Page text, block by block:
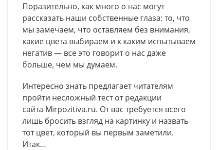
Поразительно, как много о нас могут
рассказать наши собственные глаза: то, что
мы замечаем, что оставляем без внимания,
какие цвета выбираем и к каким испытываем
негатив — все это говорит о нас даже
больше, чем мы думаем.
Интересно знать предлагает читателям
пройти несложный тест от редакции
сайта Mirpozitiva.ru. От вас требуется всего
лишь бросить взгляд на картинку и назвать
тот цвет, который вы первым заметили.
Итак…